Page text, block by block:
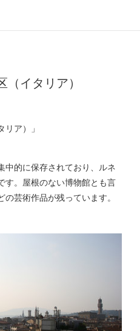
イタリア）
リア）」
中的に保存されており、ルネ
す。屋根のない博物館とも言
芸術作品が残っています。